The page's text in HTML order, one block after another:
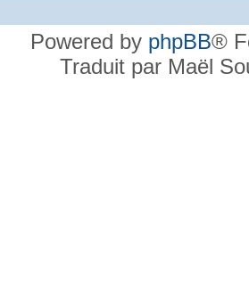
Powered by phpBB®
Traduit par Maël